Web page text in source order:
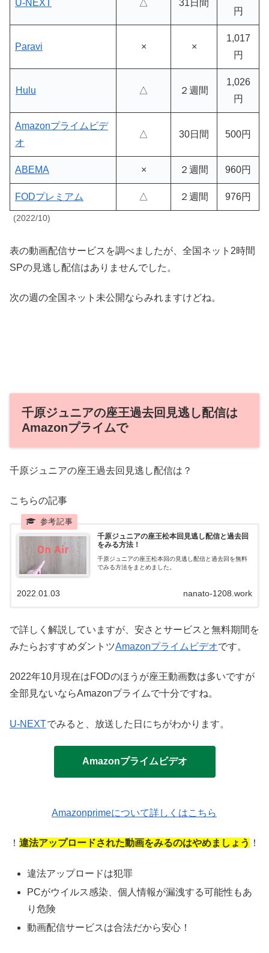
U-NEXT △
31日間
円
Paravi × ×
1,017
円
Hulu △ ２週間
1,026
円
Amazonプライムビデ
オ
△ 30日間 500円
ABEMA × ２週間 960円
FODプレミアム △ ２週間 976円
(2022/10)
表の動画配信サービスを調べましたが、全国ネット2時間
SPの見逃し配信はありませんでした。
次の週の全国ネット未公開ならみれますけどね。
千原ジュニアの座王過去回見逃し配信は
Amazonプライムで
千原ジュニアの座王過去回見逃し配信は？
こちらの記事
千原ジュニアの座王松本回見逃し配信と過去回
をみる方法！
千原ジュニアの座王松本回の見逃し配信と過去回を無料
でみる方法をまとめました。
nanato-1208.work
2022.01.03
で詳しく解説していますが、安さとサービスと無料期間を
みたらおすすめダントツAmazonプライムビデオです。
2022年10月現在はFODのほうが座王動画数は多いですが
全部見ないならAmazonプライムで十分ですね。
U-NEXTでみると、放送した日にちがわかります。
Amazonプライムビデオ
Amazonprimeについて詳しくはこちら
！ 違法アップロードされた動画をみるのはやめましょう ！
違法アップロードは犯罪
PCがウイルス感染、個人情報が漏洩する可能性もあ
り危険
動画配信サービスは合法だから安心！